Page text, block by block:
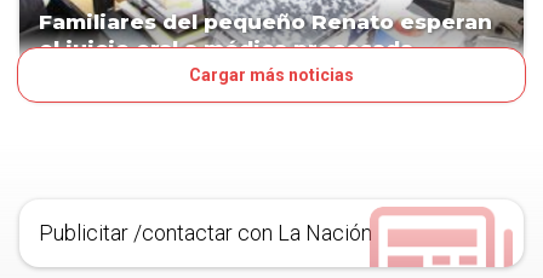
Familiares del pequeño Renato esperan
el juicio oral a médica procesada
Cargar más noticias
Publicitar /contactar con La Nación